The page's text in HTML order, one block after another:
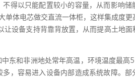
得以只能配置较小的容量，从而影响储
体电芯做交直流一体柜，这样集成度更
设备支持背靠背放置，从而提高土地面
东和非洲地处常年高温，环境温度最
，容易进入设备内部造成系统故障。部